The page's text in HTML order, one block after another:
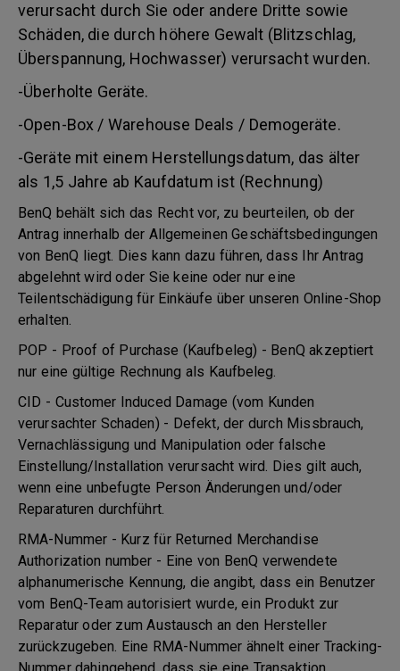
verursacht durch Sie oder andere Dritte sowie
Schäden, die durch höhere Gewalt (Blitzschlag,
Überspannung, Hochwasser) verursacht wurden.
-Überholte Geräte.
-Open-Box / Warehouse Deals / Demogeräte.
-Geräte mit einem Herstellungsdatum, das älter
als 1,5 Jahre ab Kaufdatum ist (Rechnung)
BenQ behält sich das Recht vor, zu beurteilen, ob der
Antrag innerhalb der Allgemeinen Geschäftsbedingungen
von BenQ liegt. Dies kann dazu führen, dass Ihr Antrag
abgelehnt wird oder Sie keine oder nur eine
Teilentschädigung für Einkäufe über unseren Online-Shop
erhalten.
POP - Proof of Purchase (Kaufbeleg) - BenQ akzeptiert
nur eine gültige Rechnung als Kaufbeleg.
CID - Customer Induced Damage (vom Kunden
verursachter Schaden) - Defekt, der durch Missbrauch,
Vernachlässigung und Manipulation oder falsche
Einstellung/Installation verursacht wird. Dies gilt auch,
wenn eine unbefugte Person Änderungen und/oder
Reparaturen durchführt.
RMA-Nummer - Kurz für Returned Merchandise
Authorization number - Eine von BenQ verwendete
alphanumerische Kennung, die angibt, dass ein Benutzer
vom BenQ-Team autorisiert wurde, ein Produkt zur
Reparatur oder zum Austausch an den Hersteller
zurückzugeben. Eine RMA-Nummer ähnelt einer Tracking-